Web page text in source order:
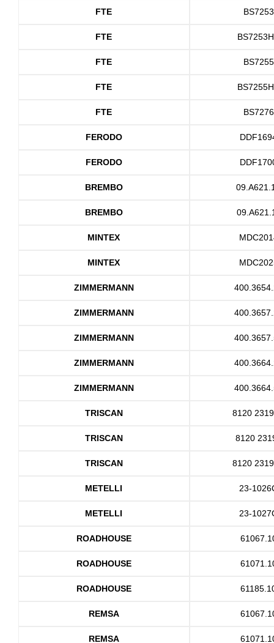
FTE BS7253
FTE
FTE BS7255
FTE
FTE BS7276
FERODO
FERODO
BREMBO
BREMBO
MINTEX
MINTEX
ZIMMERMANN
ZIMMERMANN
ZIMMERMANN
ZIMMERMANN
ZIMMERMANN
TRISCAN 8120
TRISCAN 8120
TRISCAN 8120
METELLI 23-
METELLI 23-
ROADHOUSE
ROADHOUSE
ROADHOUSE
REMSA
REMSA